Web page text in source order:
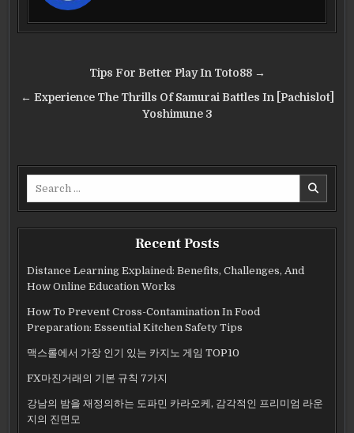
navigation
Tips For Better Play In Toto88 →
← Experience The Thrills Of Samurai Battles In [Pachislot]
Yoshimune 3
Recent Posts
Distance Learning Explained: Benefits, Challenges, And
How Online Education Works
How To Prevent Cross-Contamination In Food
Preparation: Essential Kitchen Safety Tips
맥스롤에서 가장 인기 있는 카지노 게임 TOP10
FX마진거래의 기본 규칙 7가지
강남의 밤을 재정의하는 도파민 카라오케, 감각적인 프리미엄 라운
지의 진면모